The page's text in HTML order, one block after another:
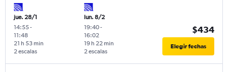
jue. 28/1
14:55-
11:48
2 escalas
21 h 53 min
lun. 8/2
19:40-
16:02
2 escalas
19 h 22 min
$434
Elegir fechas